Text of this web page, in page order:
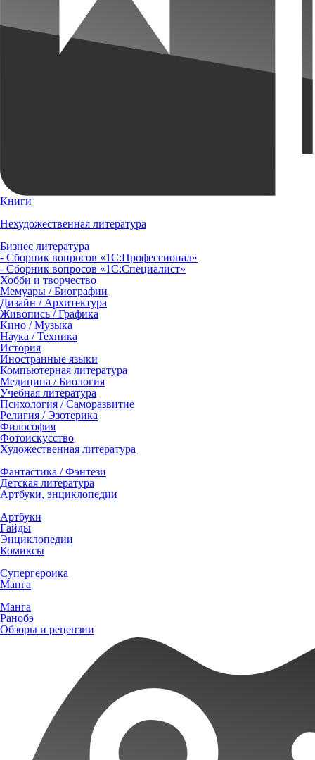
Книги
Нехудожественная литература
Бизнес литература
- Сборник вопросов «1С:Профессионал»
- Сборник вопросов «1С:Специалист»
Хобби и творчество
Мемуары / Биографии
Дизайн / Архитектура
Живопись / Графика
Кино / Музыка
Наука / Техника
История
Иностранные языки
Компьютерная литература
Медицина / Биология
Учебная литература
Психология / Саморазвитие
Религия / Эзотерика
Философия
Фотоискусство
Художественная литература
Фантастика / Фэнтези
Детская литература
Артбуки, энциклопедии
Артбуки
Гайды
Энциклопедии
Комиксы
Супергероика
Манга
Манга
Ранобэ
Обзоры и рецензии